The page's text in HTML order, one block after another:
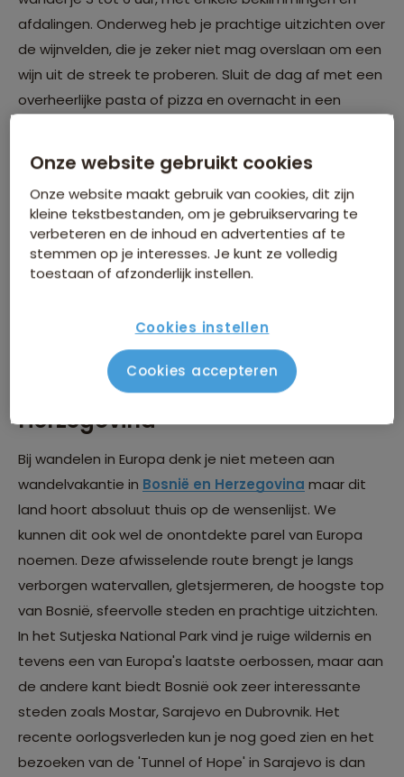
afdalingen. Onderweg heb je prachtige uitzichten over
de wijnvelden, die je zeker niet mag overslaan om een
wijn uit de streek te proberen. Sluit de dag af met een
overheerlijke pasta of pizza en overnacht in een
Wandelvakantie Bosnië &
Herzegovina
Bij wandelen in Europa denk je niet meteen aan
wandelvakantie in Bosnië en Herzegovina maar dit
land hoort absoluut thuis op de wensenlijst. We
kunnen dit ook wel de onontdekte parel van Europa
noemen. Deze afwisselende route brengt je langs
verborgen watervallen, gletsjermeren, de hoogste top
van Bosnië, sfeervolle steden en prachtige uitzichten.
In het Sutjeska National Park vind je ruige wildernis en
tevens een van Europa's laatste oerbossen, maar aan
de andere kant biedt Bosnië ook zeer interessante
steden zoals Mostar, Sarajevo en Dubrovnik. Het
recente oorlogsverleden kun je nog goed zien en het
bezoeken van de 'Tunnel of Hope' in Sarajevo is dan
Onze website gebruikt cookies
Onze website maakt gebruik van cookies, dit zijn
kleine tekstbestanden, om je gebruikservaring te
verbeteren en de inhoud en advertenties af te
stemmen op je interesses. Je kunt ze volledig
toestaan of afzonderlijk instellen.
Cookies instellen
Cookies accepteren